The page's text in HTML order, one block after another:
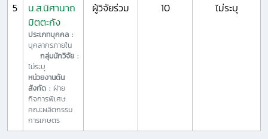
5
น.ส.นิศานาถ
มิตตะกัง
ประเภทบุคคล :
บุคลากรภายใน
กลุ่มนักวิจัย :
ไม่ระบุ
หน่วยงานต้น
สังกัด : ฝ่าย
กิจการพิเศษ
คณะผลิตกรรม
การเกษตร
ผู้วิจัยร่วม 10 ไม่ระบุ